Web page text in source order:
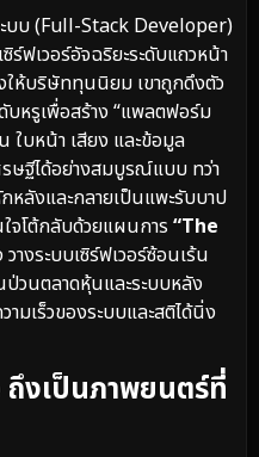
บ (Full-Stack Developer)
ฟเวอร์อัจฉริยะระดับแถวหน้า
ให้บริษัททุนนิยม เขาถูกดึงตัว
บหรูเพื่อสร้าง “แพลตฟอร์ม
ใบหน้า เสียง และข้อมูล
ษฐีได้อย่างสมบูรณ์แบบ ทว่า
หลังและกลายเป็นแพะรับบาป
จโต้กลับด้วยแผนการ “The
างระบบเซิร์ฟเวอร์ซ้อนเร้น
วนตลาดหุ้นและระบบหลัง
มเร็วของระบบและสติได้นิ่ง
งเป็นภาพยนตร์ที่